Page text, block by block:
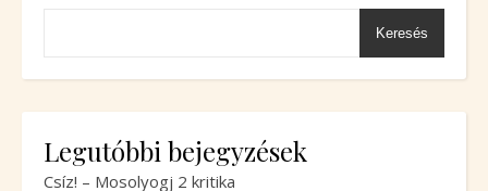
Keresés
Legutóbbi bejegyzések
Csíz! – Mosolyogj 2 kritika